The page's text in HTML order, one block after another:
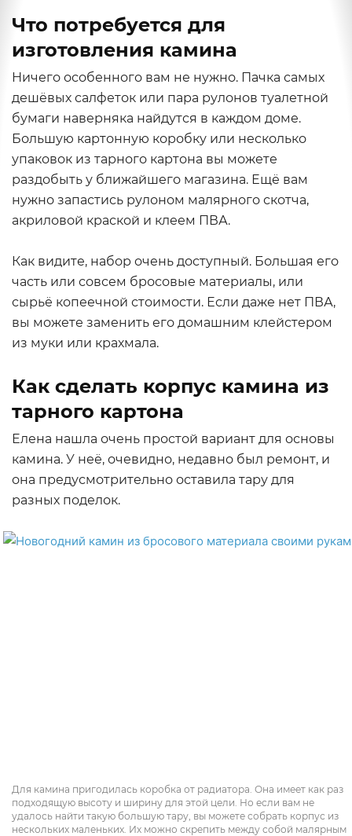
Что потребуется для
изготовления камина
Ничего особенного вам не нужно. Пачка самых
дешёвых салфеток или пара рулонов туалетной
бумаги наверняка найдутся в каждом доме.
Большую картонную коробку или несколько
упаковок из тарного картона вы можете
раздобыть у ближайшего магазина. Ещё вам
нужно запастись рулоном малярного скотча,
акриловой краской и клеем ПВА.
Как видите, набор очень доступный. Большая его
часть или совсем бросовые материалы, или
сырьё копеечной стоимости. Если даже нет ПВА,
вы можете заменить его домашним клейстером
из муки или крахмала.
Как сделать корпус камина из
тарного картона
Елена нашла очень простой вариант для основы
камина. У неё, очевидно, недавно был ремонт, и
она предусмотрительно оставила тару для
разных поделок.
Для камина пригодилась коробка от радиатора. Она имеет как раз
подходящую высоту и ширину для этой цели. Но если вам не
удалось найти такую большую тару, вы можете собрать корпус из
нескольких маленьких. Их можно скрепить между собой малярным